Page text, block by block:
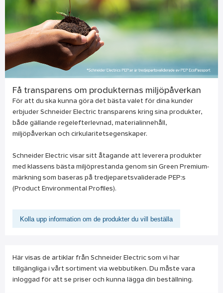
Få transparens om produkternas miljöpåverkan
För att du ska kunna göra det bästa valet för dina kunder
erbjuder Schneider Electric transparens kring sina produkter,
både gällande regelefterlevnad, materialinnehåll,
miljöpåverkan och cirkularitetsegenskaper.
Schneider Electric visar sitt åtagande att leverera produkter
med klassens bästa miljöprestanda genom sin Green Premium-
märkning som baseras på tredjeparetsvaliderade PEP:s
(Product Environmental Profiles).
Kolla upp information om de produkter du vill beställa
Här visas de artiklar från Schneider Electric som vi har
tillgängliga i vårt sortiment via webbutiken. Du måste vara
inloggad för att se priser och kunna lägga din beställning.